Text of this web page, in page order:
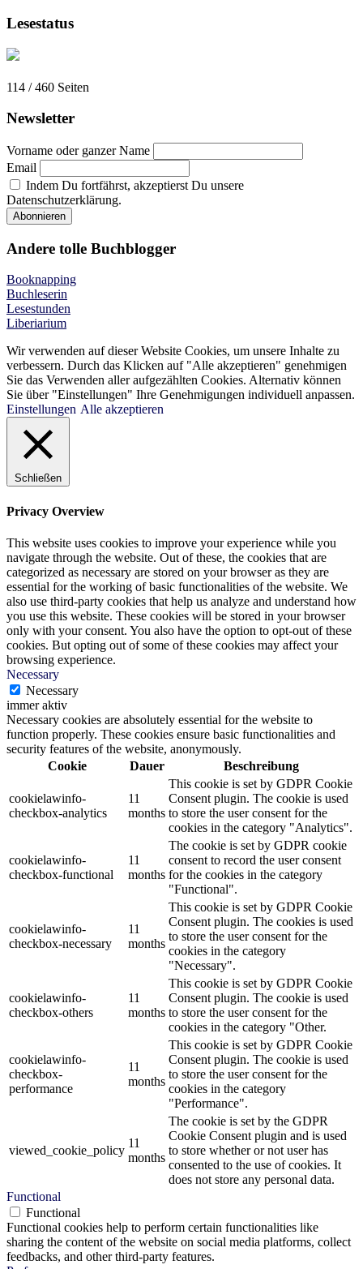
Lesestatus
114 / 460 Seiten
Newsletter
Vorname oder ganzer Name
Email
Indem Du fortfährst, akzeptierst Du unsere
Datenschutzerklärung.
Andere tolle Buchblogger
Booknapping
Buchleserin
Lesestunden
Liberiarium
Wir verwenden auf dieser Website Cookies, um unsere Inhalte zu
verbessern. Durch das Klicken auf "Alle akzeptieren" genehmigen
Sie das Verwenden aller aufgezählten Cookies. Alternativ können
Sie über "Einstellungen" Ihre Genehmigungen individuell anpassen.
Einstellungen Alle akzeptieren
Schließen
Privacy Overview
This website uses cookies to improve your experience while you
navigate through the website. Out of these, the cookies that are
categorized as necessary are stored on your browser as they are
essential for the working of basic functionalities of the website. We
also use third-party cookies that help us analyze and understand how
you use this website. These cookies will be stored in your browser
only with your consent. You also have the option to opt-out of these
cookies. But opting out of some of these cookies may affect your
browsing experience.
Necessary
Necessary
immer aktiv
Necessary cookies are absolutely essential for the website to
function properly. These cookies ensure basic functionalities and
security features of the website, anonymously.
Cookie
Dauer Beschreibung
cookielawinfo-
checkbox-analytics
11
months
This cookie is set by GDPR Cookie
Consent plugin. The cookie is used
to store the user consent for the
cookies in the category "Analytics".
cookielawinfo-
checkbox-functional
11
months
The cookie is set by GDPR cookie
consent to record the user consent
for the cookies in the category
"Functional".
cookielawinfo-
checkbox-necessary
11
months
This cookie is set by GDPR Cookie
Consent plugin. The cookies is used
to store the user consent for the
cookies in the category
"Necessary".
cookielawinfo-
checkbox-others
11
months
This cookie is set by GDPR Cookie
Consent plugin. The cookie is used
to store the user consent for the
cookies in the category "Other.
cookielawinfo-
checkbox-
performance
11
months
This cookie is set by GDPR Cookie
Consent plugin. The cookie is used
to store the user consent for the
cookies in the category
"Performance".
viewed_cookie_policy
11
months
The cookie is set by the GDPR
Cookie Consent plugin and is used
to store whether or not user has
consented to the use of cookies. It
does not store any personal data.
Functional
Functional
Functional cookies help to perform certain functionalities like
sharing the content of the website on social media platforms, collect
feedbacks, and other third-party features.